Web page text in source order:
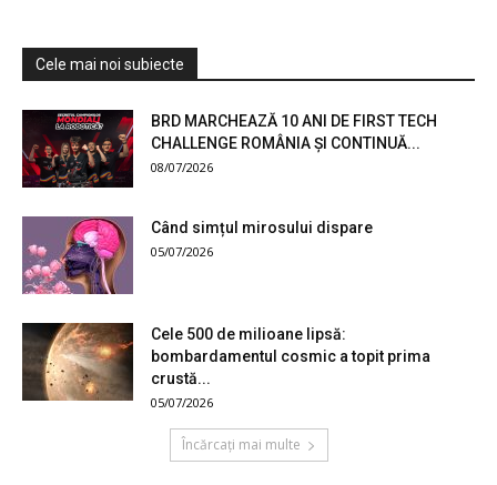
Cele mai noi subiecte
BRD MARCHEAZĂ 10 ANI DE FIRST TECH
CHALLENGE ROMÂNIA ȘI CONTINUĂ...
08/07/2026
Când simțul mirosului dispare
05/07/2026
Cele 500 de milioane lipsă:
bombardamentul cosmic a topit prima
crustă...
05/07/2026
Încărcați mai multe